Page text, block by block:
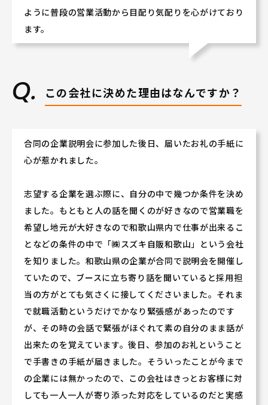
★人と接することが好きな方
などなど大歓迎です♪♪
（もちろん、車に今まで携ってこなかった方も大丈夫で
若手社員や女性社員が多数活躍しております!
ぜひ会社説明会にご参加いただき、当社の活気あふれる
ように普段の営業活動から目配り気配りを心がけており
ます。
この会社に決めた理由はなんですか？
合同の企業説明会に参加した後日、届いたお礼の手紙に
心が惹かれました。
志望する企業を選ぶ際に、自分の中で幾つか条件を決め
ました。もともと人の話を聞くのが好きなので営業職を
希望し地元が大好きなので和歌山県内で仕事が出来るこ
となどの条件の中で「㈱スズキ自販和歌山」という会社
を知りました。和歌山県の企業が合同で説明会を開催し
ていたので、ブースに立ち寄り話を聞いていると採用担
当の方がとても気さくに接してくださいました。それま
で就職活動というだけでかなり緊張感があったのです
が、その時の会話で緊張がほぐれて素の自分のまま話が
出来たのを覚えています。後日、参加のお礼ということ
で手書きの手紙が届きました。そういったことが今まで
の企業には無かったので、この会社はきっとお客様に対
しても一人一人が寄り添った対応をしているのだと実感